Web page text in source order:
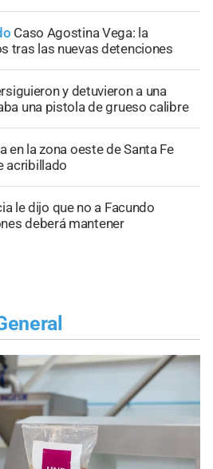
Caso Agostina Vega: la
tras las nuevas detenciones
y detuvieron a una
una pistola de grueso calibre
en la zona oeste de Santa Fe
acribillado
le dijo que no a Facundo
deberá mantener